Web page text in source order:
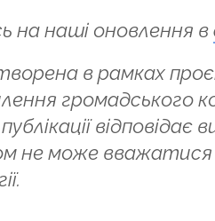
на наші оновлення в
в рамках
громадського
публікації
не може вважатися